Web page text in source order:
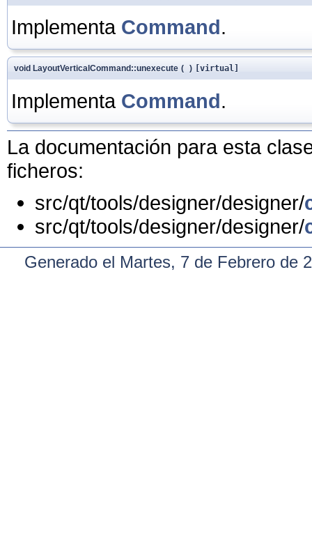
Implementa Command.
void LayoutVerticalCommand::unexecute ( ) [virtual]
Implementa Command.
La documentación para esta
ficheros:
src/qt/tools/designer/designer/
src/qt/tools/designer/designer/
Generado el Martes, 7 de Febrero de